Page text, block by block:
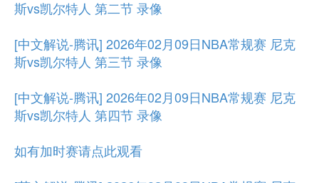
斯vs凯尔特人 第二节 录像
[中文解说-腾讯] 2026年02月09日NBA常规赛 尼克
斯vs凯尔特人 第三节 录像
[中文解说-腾讯] 2026年02月09日NBA常规赛 尼克
斯vs凯尔特人 第四节 录像
如有加时赛请点此观看